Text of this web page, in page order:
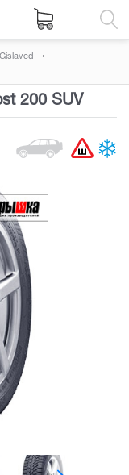
Gislaved
200 SUV